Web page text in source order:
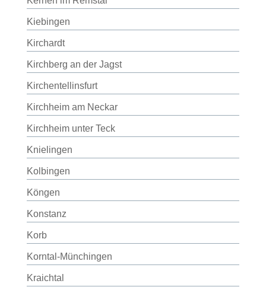
Kiebingen
Kirchardt
Kirchberg an der Jagst
Kirchentellinsfurt
Kirchheim am Neckar
Kirchheim unter Teck
Knielingen
Kolbingen
Köngen
Konstanz
Korb
Korntal-Münchingen
Kraichtal